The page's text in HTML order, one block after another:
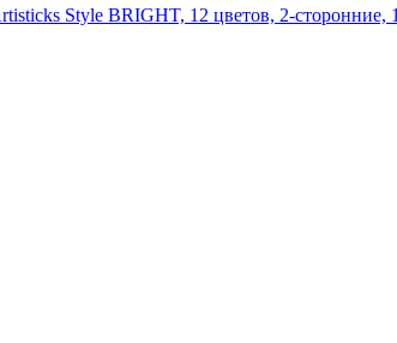
Style BRIGHT, 12 цветов, 2-сторонние,